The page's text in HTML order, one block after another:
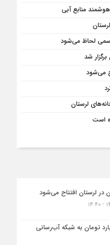
منابع آبی
رسمی لحاظ می‌شود
شد
است
۱۴۰ میلیارد تومان به شبکه آب‌رسانی